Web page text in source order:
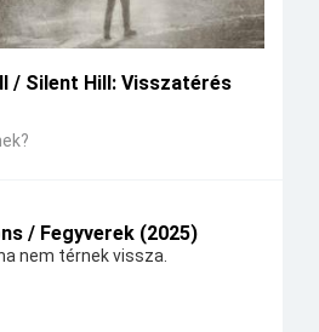
/ Silent Hill: Visszatérés
/ Fegyverek (2025)
nem térnek vissza.